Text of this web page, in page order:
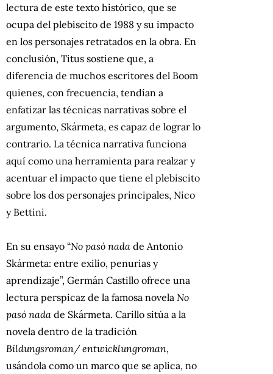
lectura de este texto histórico, que se
ocupa del plebiscito de 1988 y su impacto
en los personajes retratados en la obra. En
conclusión, Titus sostiene que, a
diferencia de muchos escritores del Boom
quienes, con frecuencia, tendían a
enfatizar las técnicas narrativas sobre el
argumento, Skármeta, es capaz de lograr lo
contrario. La técnica narrativa funciona
aquí como una herramienta para realzar y
acentuar el impacto que tiene el plebiscito
sobre los dos personajes principales, Nico
y Bettini.
En su ensayo “No pasó nada de Antonio
Skármeta: entre exilio, penurias y
aprendizaje”, Germán Castillo ofrece una
lectura perspicaz de la famosa novela No
pasó nada de Skármeta. Carillo sitúa a la
novela dentro de la tradición
Bildungsroman/ entwicklungroman,
usándola como un marco que se aplica, no